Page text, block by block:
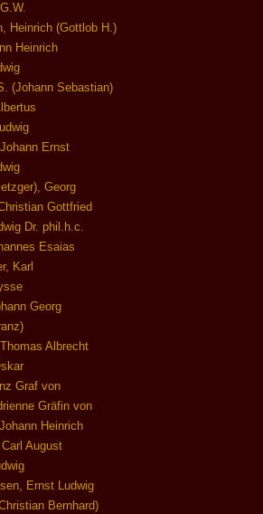
Heinrich (Gottlob H.)
Heinrich
(Johann Sebastian)
Ernst
Georg
Gottfried
Dr. phil.h.c.
Esaias
Karl
Georg
Albrecht
Graf von
Gräfin von
Heinrich
August
Ernst Ludwig
Bernhard)